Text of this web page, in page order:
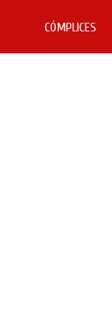
CÓMPLICES